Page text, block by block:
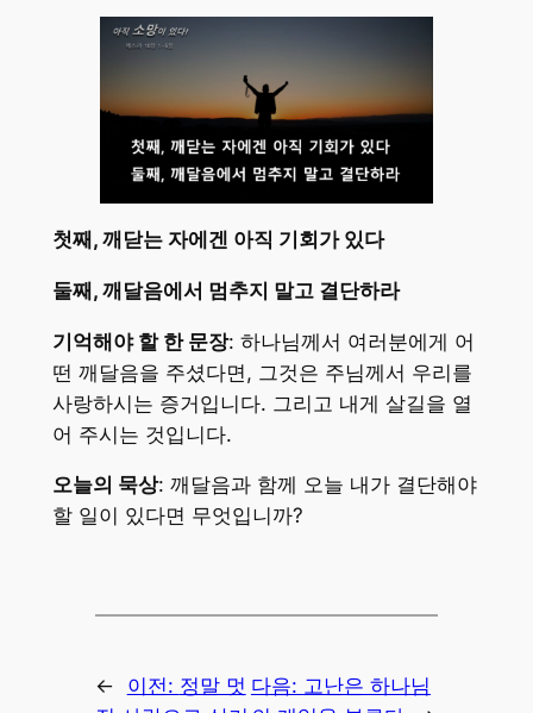
첫째, 깨닫는 자에겐 아직 기회가 있다
둘째, 깨달음에서 멈추지 말고 결단하라
기억해야 할 한 문장: 하나님께서 여러분에게 어
떤 깨달음을 주셨다면, 그것은 주님께서 우리를
사랑하시는 증거입니다. 그리고 내게 살길을 열
어 주시는 것입니다.
오늘의 묵상: 깨달음과 함께 오늘 내가 결단해야
할 일이 있다면 무엇입니까?
← 이전: 정말 멋 다음: 고난은 하나님